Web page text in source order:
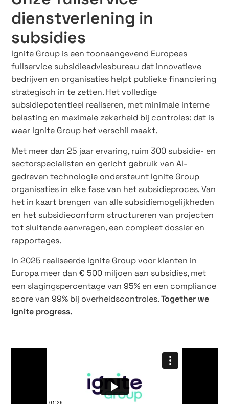
dienstverlening in
subsidies
Ignite Group is een toonaangevend Europees
fullservice subsidieadviesbureau dat innovatieve
bedrijven en organisaties helpt publieke financiering
strategisch in te zetten. Het volledige
subsidiepotentieel realiseren, met minimale interne
belasting en maximale zekerheid bij controles: dat is
waar Ignite Group het verschil maakt.
Met meer dan 25 jaar ervaring, ruim 300 subsidie- en
sectorspecialisten en gericht gebruik van AI-
gedreven technologie ondersteunt Ignite Group
organisaties in elke fase van het subsidieproces. Van
het in kaart brengen van alle subsidiemogelijkheden
en het subsidieconform structureren van projecten
tot sluitende aanvragen, een compleet dossier en
rapportages.
In 2025 realiseerde Ignite Group voor klanten in
Europa meer dan € 500 miljoen aan subsidies, met
een slagingspercentage van 95% en een compliance
score van 99% bij overheidscontroles.Together we
ignite progress.